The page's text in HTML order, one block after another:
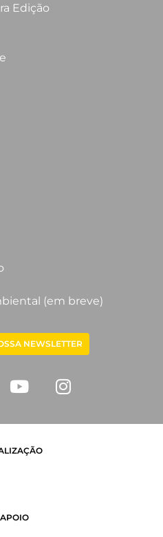
Edição
(em breve)
NEWSLETTER
APOIO